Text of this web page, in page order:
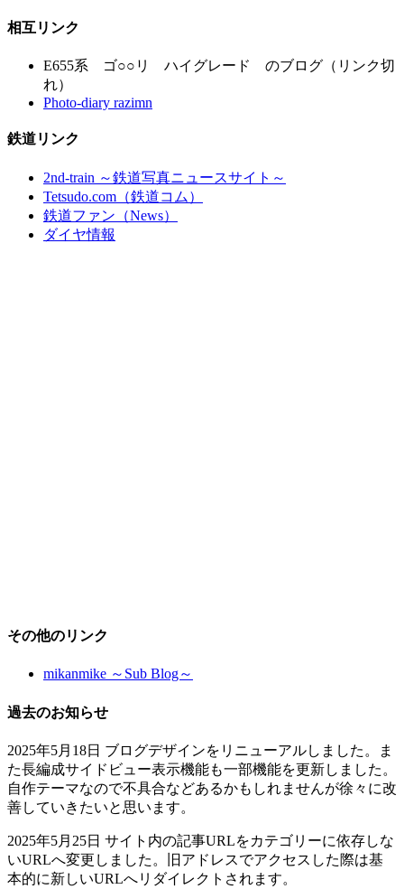
相互リンク
E655系 ゴ○○リ ハイグレード のブログ（リンク切
れ）
Photo-diary razimn
鉄道リンク
2nd-train ～鉄道写真ニュースサイト～
Tetsudo.com（鉄道コム）
鉄道ファン（News）
ダイヤ情報
その他のリンク
mikanmike ～Sub Blog～
過去のお知らせ
2025年5月18日 ブログデザインをリニューアルしました。ま
た長編成サイドビュー表示機能も一部機能を更新しました。
自作テーマなので不具合などあるかもしれませんが徐々に改
善していきたいと思います。
2025年5月25日 サイト内の記事URLをカテゴリーに依存しな
いURLへ変更しました。旧アドレスでアクセスした際は基
本的に新しいURLへリダイレクトされます。